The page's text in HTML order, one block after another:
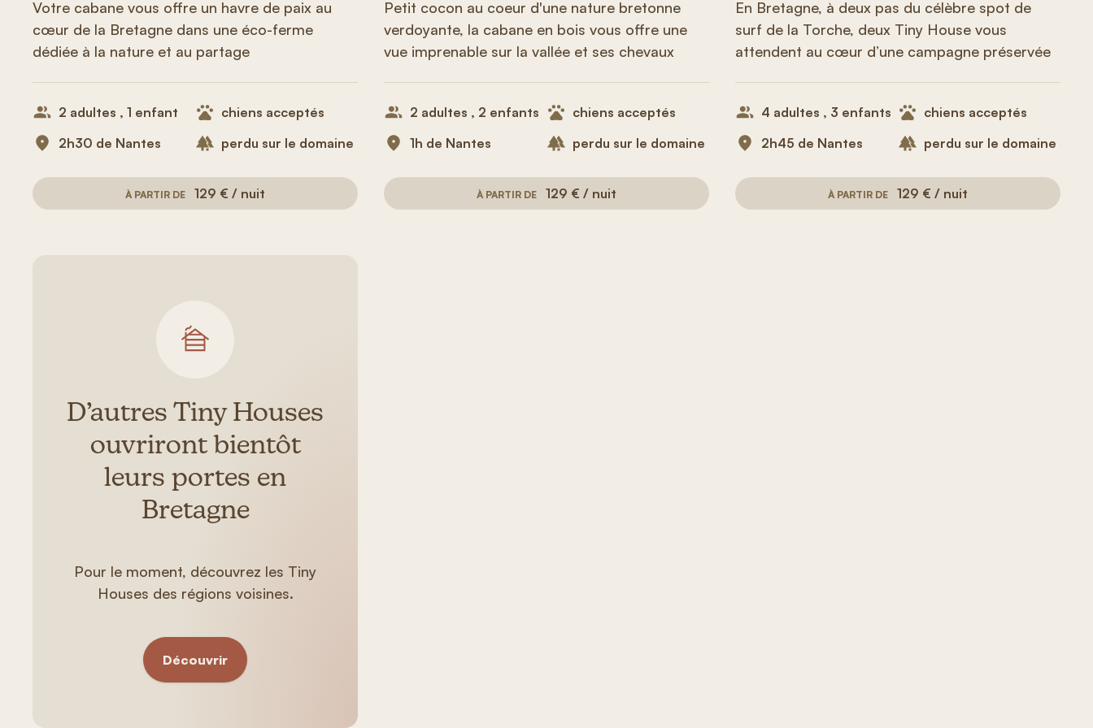
Votre cabane vous offre un havre de paix au
cœur de la Bretagne dans une éco-ferme
dédiée à la nature et au partage
2 adultes , 1 enfant
2h30 de Nantes
chiens acceptés
perdu sur le domaine
À PARTIR DE 129 € / nuit
Petit cocon au coeur d'une nature bretonne
verdoyante, la cabane en bois vous offre une
vue imprenable sur la vallée et ses chevaux
2 adultes , 2 enfants
1h de Nantes
chiens acceptés
perdu sur le domaine
À PARTIR DE 129 € / nuit
En Bretagne, à deux pas du célèbre spot de
surf de la Torche, deux Tiny House vous
attendent au cœur d’une campagne préservée
4 adultes , 3 enfants
2h45 de Nantes
chiens acceptés
perdu sur le domaine
À PARTIR DE 129 € / nuit
D’autres Tiny Houses
ouvriront bientôt
leurs portes en
Bretagne
Pour le moment, découvrez les Tiny
Houses des régions voisines.
Découvrir